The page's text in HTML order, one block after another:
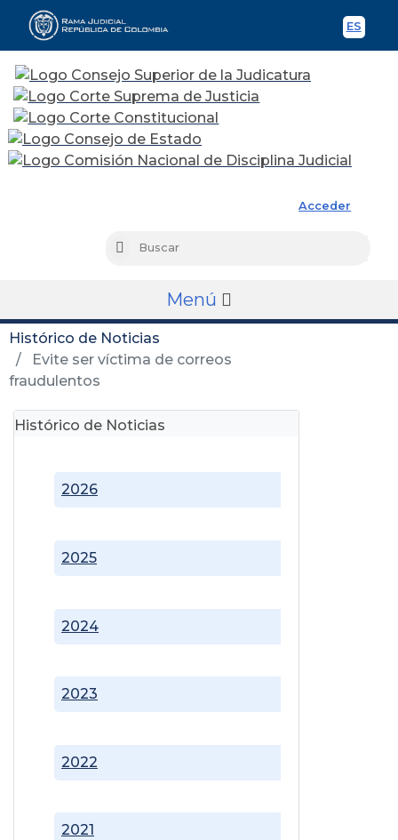
ES
Acceder
Buscar
Menú
Histórico de Noticias
Evite ser víctima de correos
fraudulentos
Histórico de Noticias
2021
2022
2023
2024
2025
2026